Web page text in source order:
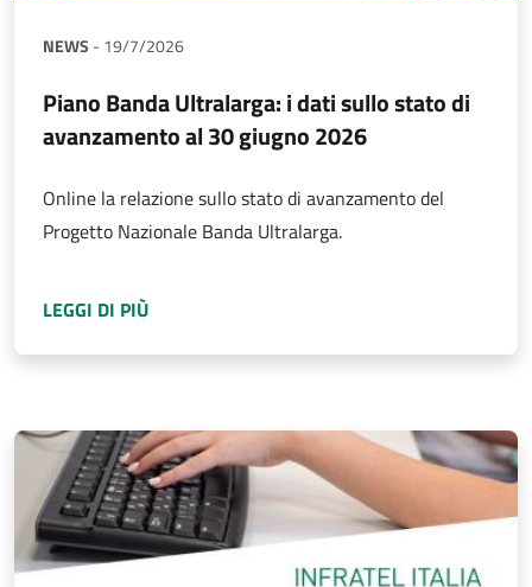
NEWS - 19/7/2026
Piano Banda Ultralarga: i dati sullo stato di
avanzamento al 30 giugno 2026
Online la relazione sullo stato di avanzamento del
Progetto Nazionale Banda Ultralarga.
LEGGI DI PIÙ